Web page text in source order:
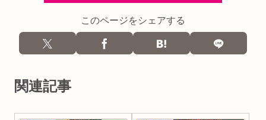
このページをシェアする
関連記事